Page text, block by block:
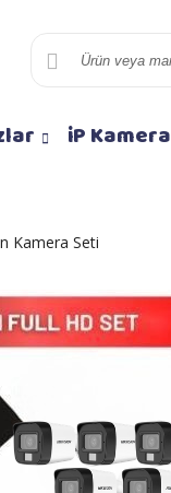
iP Kamera
Kamera Seti